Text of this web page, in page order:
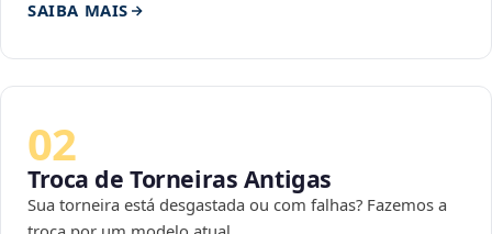
SAIBA MAIS
02
Troca de Torneiras Antigas
Sua torneira está desgastada ou com falhas? Fazemos a